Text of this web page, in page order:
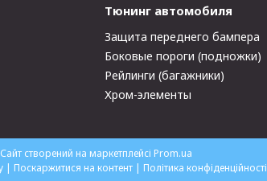
Тюнинг автомобиля
Защита переднего бампера
Боковые пороги (подножки)
Рейлинги (багажники)
Хром-элементы
Сайт створений на маркетплейсі Prom.ua
Світ Автотюнінгу | Поскаржитися на контент | Політика конфіденційності